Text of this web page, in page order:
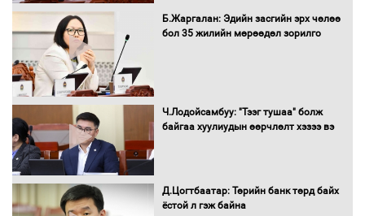
Нөөцийн махны худалдаа,
борлуулалтыг нээлттэй ил тод
Монгол Улс “COP17”-д “Тал хээрийн
төлөвлөгөө”-гөө танилцуулна
16 төрлийн эмийг нэг эх үүсвэрээс
Б.Жаргалан: Эдийн засгийн эрх чөлөө
бол 35 жилийн мөрөөдөл зорилго
Ч.Лодойсамбуу: "Тээг тушаа" болж
байгаа хуулиудын өөрчлөлт хэзээ вэ
Д.Цогтбаатар: Төрийн банк төрд байх
ёстой л гэж байна